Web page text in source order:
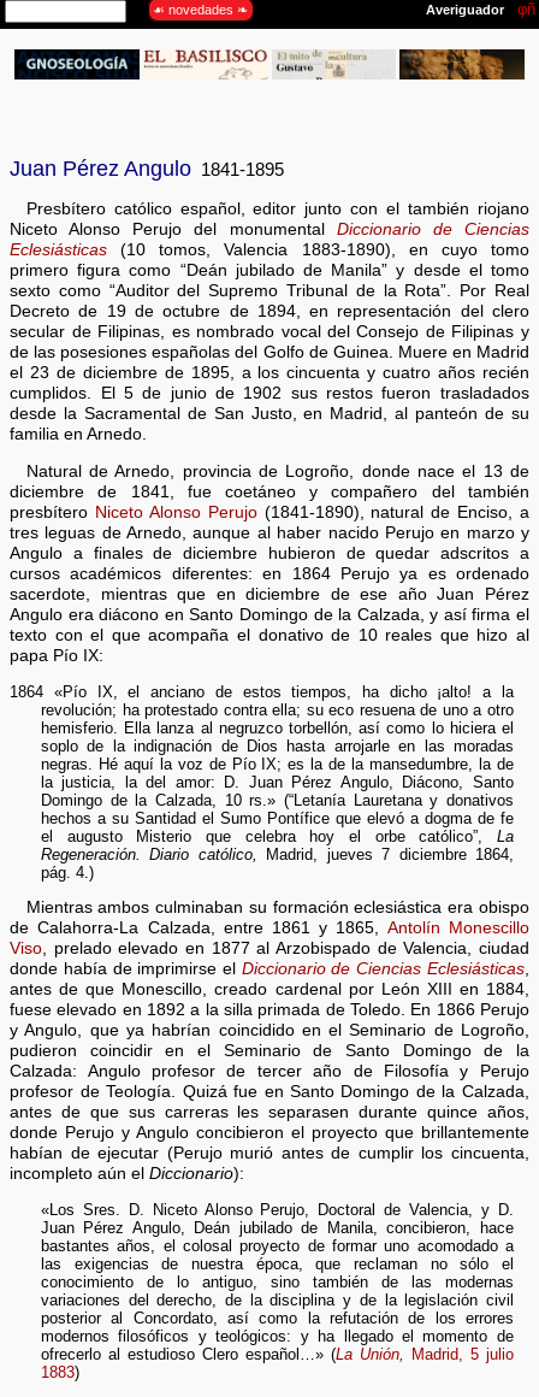
Juan Pérez Angulo 1841-1895
Presbítero católico español, editor junto con el también riojano
Niceto Alonso Perujo del monumental Diccionario de Ciencias
Eclesiásticas (10 tomos, Valencia 1883-1890), en cuyo tomo
primero figura como “Deán jubilado de Manila” y desde el tomo
sexto como “Auditor del Supremo Tribunal de la Rota”. Por Real
Decreto de 19 de octubre de 1894, en representación del clero
secular de Filipinas, es nombrado vocal del Consejo de Filipinas y
de las posesiones españolas del Golfo de Guinea. Muere en Madrid
el 23 de diciembre de 1895, a los cincuenta y cuatro años recién
cumplidos. El 5 de junio de 1902 sus restos fueron trasladados
desde la Sacramental de San Justo, en Madrid, al panteón de su
familia en Arnedo.
Natural de Arnedo, provincia de Logroño, donde nace el 13 de
diciembre de 1841, fue coetáneo y compañero del también
presbítero Niceto Alonso Perujo(1841-1890), natural de Enciso, a
tres leguas de Arnedo, aunque al haber nacido Perujo en marzo y
Angulo a finales de diciembre hubieron de quedar adscritos a
cursos académicos diferentes: en 1864 Perujo ya es ordenado
sacerdote, mientras que en diciembre de ese año Juan Pérez
Angulo era diácono en Santo Domingo de la Calzada, y así firma el
texto con el que acompaña el donativo de 10 reales que hizo al
papa Pío IX:
1864 «Pío IX, el anciano de estos tiempos, ha dicho ¡alto! a la
revolución; ha protestado contra ella; su eco resuena de uno a otro
hemisferio. Ella lanza al negruzco torbellón, así como lo hiciera el
soplo de la indignación de Dios hasta arrojarle en las moradas
negras. Hé aquí la voz de Pío IX; es la de la mansedumbre, la de
la justicia, la del amor: D. Juan Pérez Angulo, Diácono, Santo
Domingo de la Calzada, 10 rs.» (“Letanía Lauretana y donativos
hechos a su Santidad el Sumo Pontífice que elevó a dogma de fe
el augusto Misterio que celebra hoy el orbe católico”, La
Regeneración. Diario católico,
Madrid, jueves 7 diciembre 1864,
pág. 4.)
Mientras ambos culminaban su formación eclesiástica era obispo
de Calahorra-La Calzada, entre 1861 y 1865, Antolín Monescillo
Viso, prelado elevado en 1877 al Arzobispado de Valencia, ciudad
donde había de imprimirse el Diccionario de Ciencias Eclesiásticas,
antes de que Monescillo, creado cardenal por León XIII en 1884,
fuese elevado en 1892 a la silla primada de Toledo. En 1866 Perujo
y Angulo, que ya habrían coincidido en el Seminario de Logroño,
pudieron coincidir en el Seminario de Santo Domingo de la
Calzada: Angulo profesor de tercer año de Filosofía y Perujo
profesor de Teología. Quizá fue en Santo Domingo de la Calzada,
antes de que sus carreras les separasen durante quince años,
donde Perujo y Angulo concibieron el proyecto que brillantemente
habían de ejecutar (Perujo murió antes de cumplir los cincuenta,
incompleto aún elDiccionario):
«Los Sres. D. Niceto Alonso Perujo, Doctoral de Valencia, y D.
Juan Pérez Angulo, Deán jubilado de Manila, concibieron, hace
bastantes años, el colosal proyecto de formar uno acomodado a
las exigencias de nuestra época, que reclaman no sólo el
conocimiento de lo antiguo, sino también de las modernas
variaciones del derecho, de la disciplina y de la legislación civil
posterior al Concordato, así como la refutación de los errores
modernos filosóficos y teológicos: y ha llegado el momento de
ofrecerlo al estudioso Clero español…» (La Unión,
Madrid, 5 julio
1883)